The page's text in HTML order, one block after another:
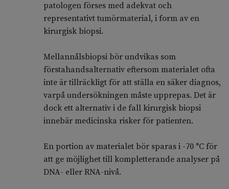
patologen förses med adekvat och
representativt tumörmaterial, i form av en
kirurgisk biopsi.
Mellannålsbiopsi bör undvikas som
förstahandsalternativ eftersom materialet ofta
inte är tillräckligt för att ställa en säker diagnos,
varpå undersökningen måste upprepas. Det är
dock ett alternativ i de fall kirurgisk biopsi
innebär medicinska risker för patienten.
En portion av materialet bör sparas i -70 °C för
att ge möjlighet till kompletterande analyser på
DNA- eller RNA-nivå.